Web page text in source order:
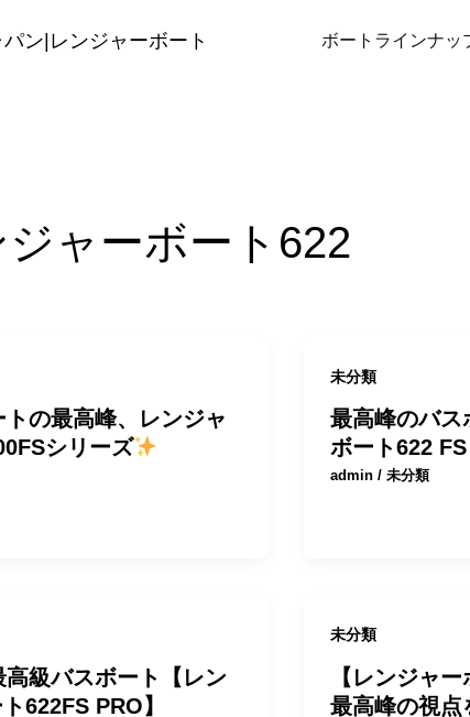
ン|レンジャーボート ボートラインナッ
ジャーボート622
の最高峰、レンジャ
シリーズ
未分類
最高峰のバス
ボート622
admin/未分類
高級バスボート【レン
622FS PRO】
未分類
【レンジャ
最高峰の視点